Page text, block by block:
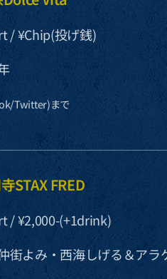
/ ¥Chip(投げ銭)
Twitter)まで
STAX FRED
/ ¥2,000-(+1drink)
街よみ・西海しげる＆アラ